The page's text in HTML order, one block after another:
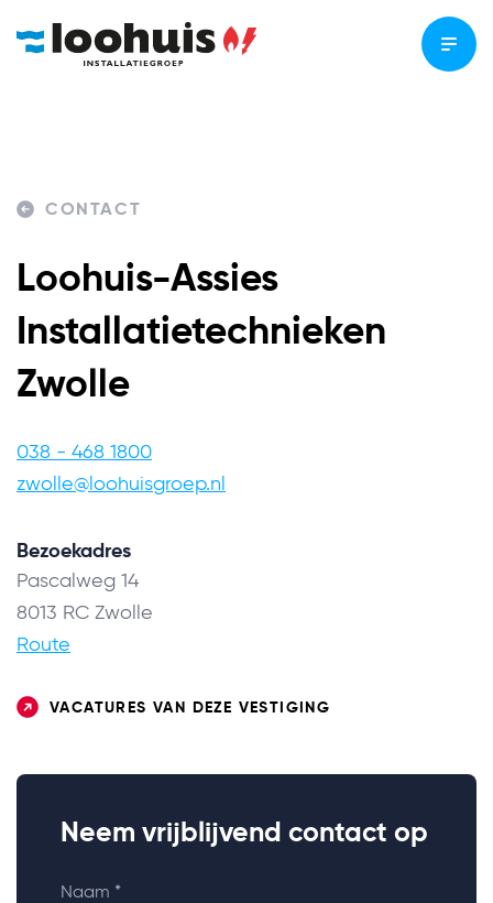
CONTACT
Loohuis-Assies
Installatietechnieken
Zwolle
Neem vrijblijvend contact op
Naam *
038 - 468 1800
zwolle@loohuisgroep.nl
Bezoekadres
Pascalweg 14
8013 RC Zwolle
Route
VACATURES VAN DEZE VESTIGING